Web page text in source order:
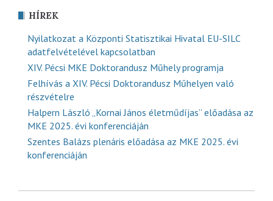
HÍREK
Nyilatkozat a Központi Statisztikai Hivatal EU-SILC
adatfelvételével kapcsolatban
XIV. Pécsi MKE Doktorandusz Műhely programja
Felhívás a XIV. Pécsi Doktorandusz Műhelyen való
részvételre
Halpern László „Kornai János életműdíjas” előadása az
MKE 2025. évi konferenciáján
Szentes Balázs plenáris előadása az MKE 2025. évi
konferenciáján